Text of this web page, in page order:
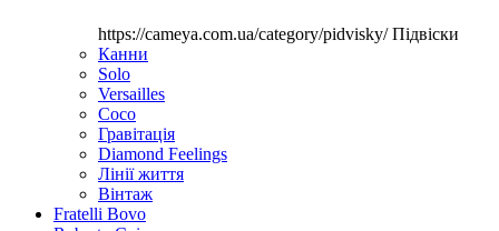
https://cameya.com.ua/category/pidvisky/Підвіски
Канни
Solo
Versailles
Coco
Гравітація
Diamond Feelings
Лінії життя
Вінтаж
Fratelli Bovo